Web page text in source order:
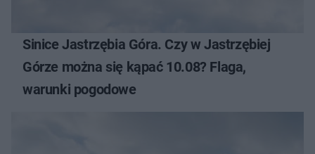
Sinice Jastrzębia Góra. Czy w Jastrzębiej
Górze można się kąpać 10.08? Flaga,
warunki pogodowe